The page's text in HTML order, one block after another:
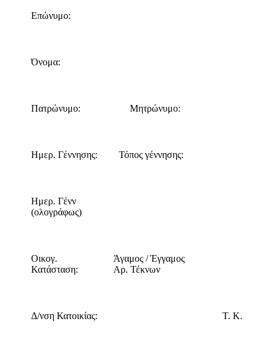
Επώνυμο:
Όνομα:
Πατρώνυμο: Μητρώνυμο:
Ημερ. Γέννησης: Τόπος γέννησης:
Ημερ. Γένν
(ολογράφως)
Οικογ.
Κατάσταση:
Άγαμος / Έγγαμος
Αρ. Τέκνων
Δ/νση Κατοικίας: Τ. Κ.